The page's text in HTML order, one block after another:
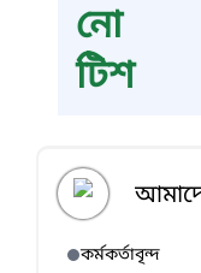
নো
টিশ
কর্মকর্তাবৃন্দ